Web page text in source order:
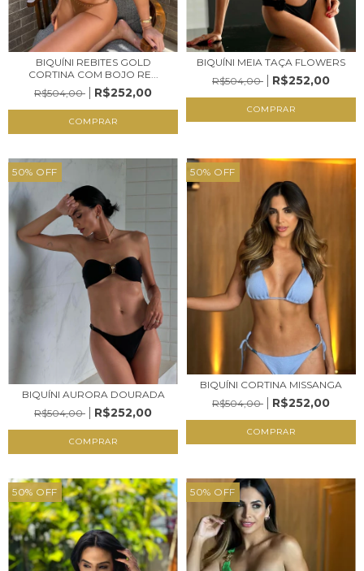
BIQUÍNI REBITES GOLD
CORTINA COM BOJO RE...
R$504,00
R$252,00
COMPRAR
BIQUÍNI MEIA TAÇA FLOWERS
R$504,00
R$252,00
COMPRAR
50% OFF
BIQUÍNI AURORA DOURADA
R$504,00
R$252,00
COMPRAR
50% OFF
BIQUÍNI CORTINA MISSANGA
R$504,00
R$252,00
COMPRAR
50% OFF 50% OFF